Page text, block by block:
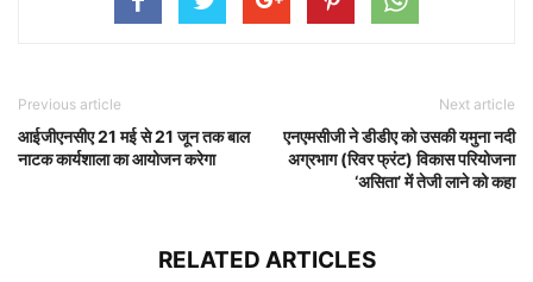
Previous article
आईजीएनसीए 21 मई से 21 जून तक बाल
नाटक कार्यशाला का आयोजन करेगा
Next article
एनएमसीजी ने डीडीए को उसकी यमुना नदी
अग्रभाग (रिवर फ्रंट) विकास परियोजना
‘असिता’ में तेजी लाने को कहा
RELATED ARTICLES